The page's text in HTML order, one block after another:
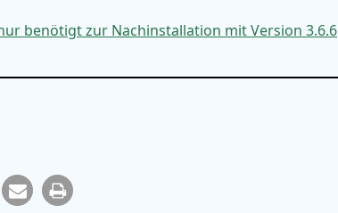
benötigt zur Nachinstallation mit Version 3.6.6